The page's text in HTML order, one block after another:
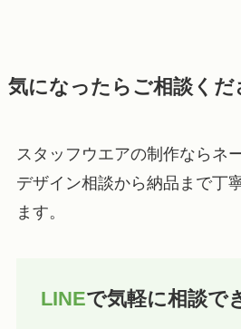
気になったらご相談くだ
スタッフウエアの制作ならネ
デザイン相談から納品まで丁
ます。
LINEで気軽に相談で